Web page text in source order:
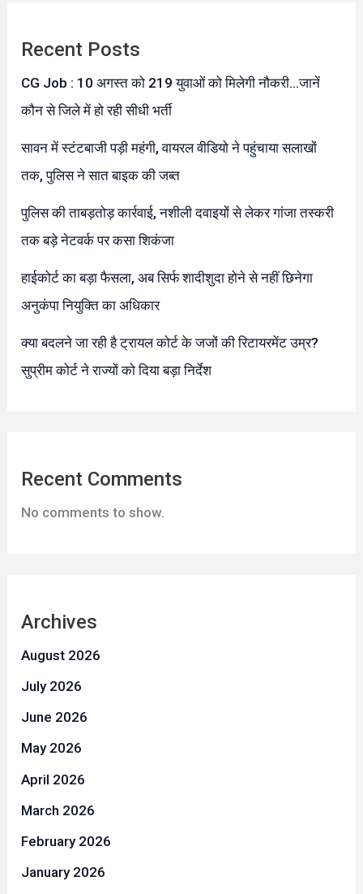
Recent Posts
CG Job : 10 अगस्त को 219 युवाओं को मिलेगी नौकरी…जानें
कौन से जिले में हो रही सीधी भर्ती
सावन में स्टंटबाजी पड़ी महंगी, वायरल वीडियो ने पहुंचाया सलाखों
तक, पुलिस ने सात बाइक की जब्त
पुलिस की ताबड़तोड़ कार्रवाई, नशीली दवाइयों से लेकर गांजा तस्करी
तक बड़े नेटवर्क पर कसा शिकंजा
हाईकोर्ट का बड़ा फैसला, अब सिर्फ शादीशुदा होने से नहीं छिनेगा
अनुकंपा नियुक्ति का अधिकार
क्या बदलने जा रही है ट्रायल कोर्ट के जजों की रिटायरमेंट उम्र?
सुप्रीम कोर्ट ने राज्यों को दिया बड़ा निर्देश
Recent Comments
No comments to show.
Archives
August 2026
July 2026
June 2026
May 2026
April 2026
March 2026
February 2026
January 2026